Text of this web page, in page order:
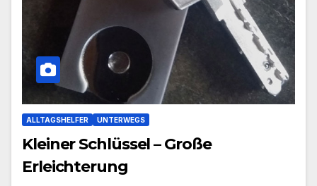
ALLTAGSHELFER UNTERWEGS
Kleiner Schlüssel – Große
Erleichterung